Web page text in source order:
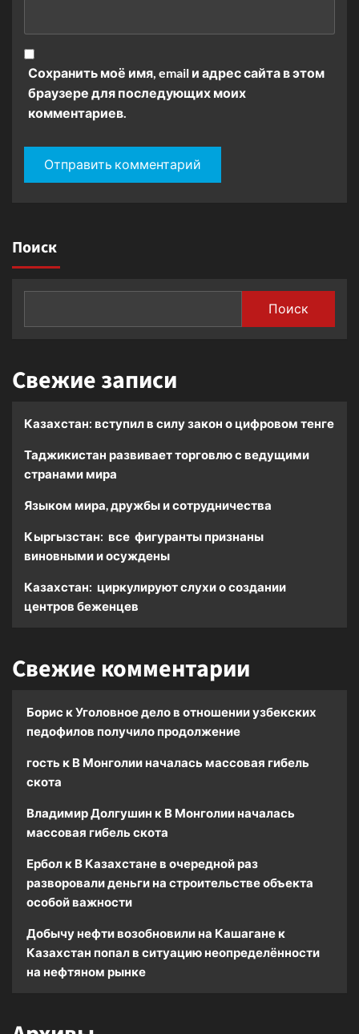
Сохранить моё имя, email и адрес сайта в этом
браузере для последующих моих
комментариев.
Поиск
Поиск
Свежие записи
Казахстан: вступил в силу закон о цифровом тенге
Таджикистан развивает торговлю с ведущими
странами мира
Языком мира, дружбы и сотрудничества
Кыргызстан: все фигуранты признаны
виновными и осуждены
Казахстан: циркулируют слухи о создании
центров беженцев
Свежие комментарии
Борис кУголовное дело в отношении узбекских
педофилов получило продолжение
гость к В Монголии началась массовая гибель
скота
Владимир Долгушин к В Монголии началась
массовая гибель скота
Ербол к В Казахстане в очередной раз
разворовали деньги на строительстве объекта
особой важности
Добычу нефти возобновили на Кашагане к
Казахстан попал в ситуацию неопределённости
на нефтяном рынке